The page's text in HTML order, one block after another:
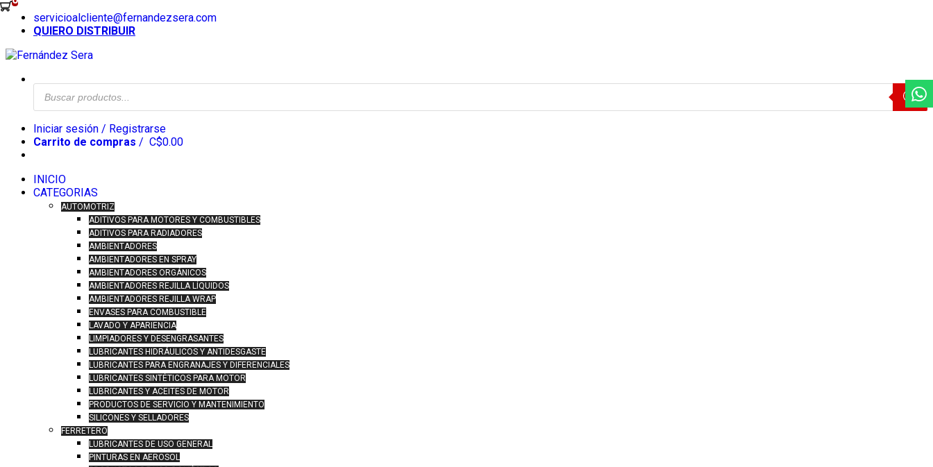
Skip
servicioalcliente@fernandezsera.com
QUIERO DISTRIBUIR
Búsqueda
de
productos
Iniciar sesión / Registrarse
Carrito de compras / C$0.00
INICIO
CATEGORIAS
AUTOMOTRIZ
ADITIVOS PARA MOTORES Y COMBUSTIBLES
ADITIVOS PARA RADIADORES
AMBIENTADORES
AMBIENTADORES EN SPRAY
AMBIENTADORES ORGÁNICOS
AMBIENTADORES REJILLA LÍQUIDOS
AMBIENTADORES REJILLA WRAP
ENVASES PARA COMBUSTIBLE
LAVADO Y APARIENCIA
LIMPIADORES Y DESENGRASANTES
LUBRICANTES HIDRÁULICOS Y ANTIDESGASTE
LUBRICANTES PARA ENGRANAJES Y DIFERENCIALES
LUBRICANTES SINTÉTICOS PARA MOTOR
LUBRICANTES Y ACEITES DE MOTOR
PRODUCTOS DE SERVICIO Y MANTENIMIENTO
SILICONES Y SELLADORES
FERRETERO
LUBRICANTES DE USO GENERAL
PINTURAS EN AEROSOL